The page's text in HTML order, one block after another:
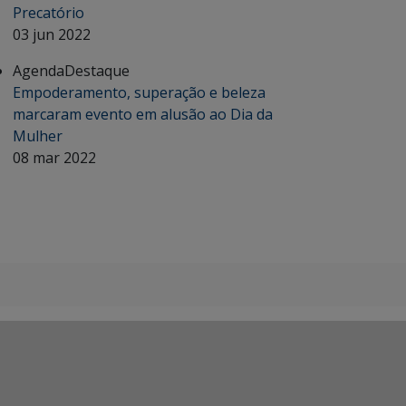
Precatório
03 jun 2022
AgendaDestaque
Empoderamento, superação e beleza
marcaram evento em alusão ao Dia da
Mulher
08 mar 2022